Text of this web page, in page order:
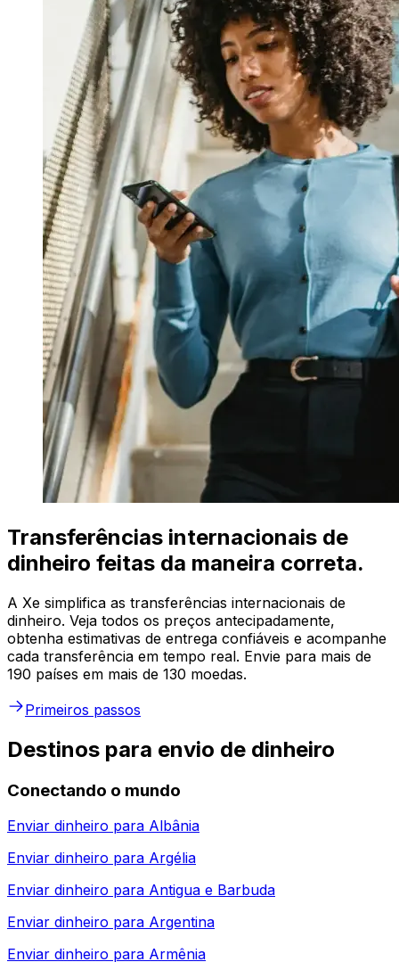
Transferências internacionais de
dinheiro feitas da maneira correta.
A Xe simplifica as transferências internacionais de
dinheiro. Veja todos os preços antecipadamente,
obtenha estimativas de entrega confiáveis e acompanhe
cada transferência em tempo real. Envie para mais de
190 países em mais de 130 moedas.
Primeiros passos
Destinos para envio de dinheiro
Conectando o mundo
Enviar dinheiro para Albânia
Enviar dinheiro para Argélia
Enviar dinheiro para Antigua e Barbuda
Enviar dinheiro para Argentina
Enviar dinheiro para Armênia